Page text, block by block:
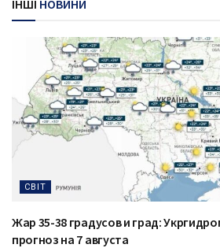
ІНШІ НОВИНИ
СВІТ
Жар 35-38 градусов и град:
прогноз на 7 августа